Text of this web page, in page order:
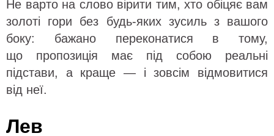
Не варто на слово вірити тим, хто обіцяє вам
золоті гори без будь-яких зусиль з вашого
боку: бажано переконатися в тому,
що пропозиція має під собою реальні
підстави, а краще — і зовсім відмовитися
від неї.
Лев